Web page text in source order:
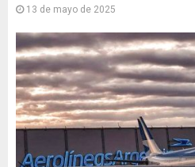
13 de mayo de 2025